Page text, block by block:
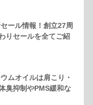
ール情報！創立27周
りセールを全てご紹
ムオイルは肩こり・
臭抑制やPMS緩和な